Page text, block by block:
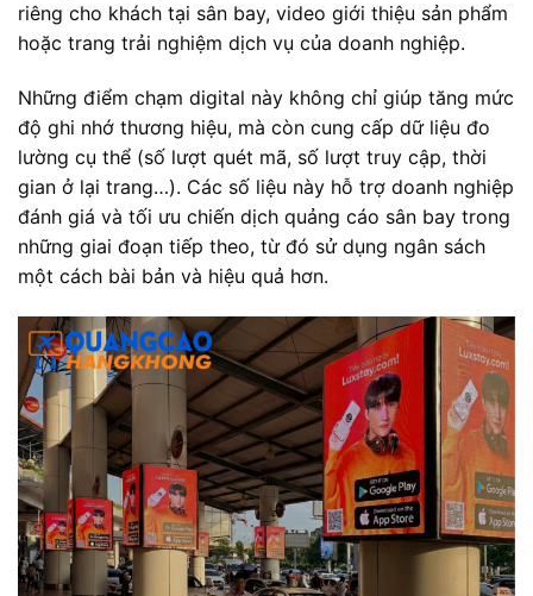
riêng cho khách tại sân bay, video giới thiệu sản phẩm
hoặc trang trải nghiệm dịch vụ của doanh nghiệp.
Những điểm chạm digital này không chỉ giúp tăng mức
độ ghi nhớ thương hiệu, mà còn cung cấp dữ liệu đo
lường cụ thể (số lượt quét mã, số lượt truy cập, thời
gian ở lại trang…). Các số liệu này hỗ trợ doanh nghiệp
đánh giá và tối ưu chiến dịch quảng cáo sân bay trong
những giai đoạn tiếp theo, từ đó sử dụng ngân sách
một cách bài bản và hiệu quả hơn.